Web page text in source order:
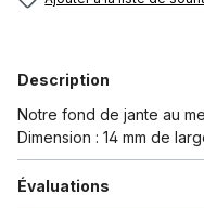
Description
Notre fond de jante au
Dimension : 14 mm de
Évaluations